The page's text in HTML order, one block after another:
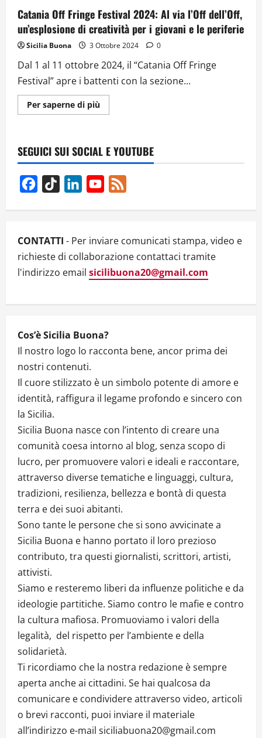
Catania Off Fringe Festival 2024: Al via l’Off dell’Off,
un’esplosione di creatività per i giovani e le periferie
Sicilia Buona 3 Ottobre 2024 0
Dal 1 al 11 ottobre 2024, il “Catania Off Fringe
Festival” apre i battenti con la sezione...
Per saperne di piùUlteriori
informazioni
Fringe
Festival
2024:
via
l’Off
dell’Off,
di
giovani
le
periferie
SEGUICI SUI SOCIAL E YOUTUBE
Facebook
TikTok LinkedInYouTube
CONTATTI - Per inviare comunicati stampa, video e
richieste di collaborazione contattaci tramite
l'indirizzo email sicilibuona20@gmail.com
Cos’è Sicilia Buona?
Il nostro logo lo racconta bene, ancor prima dei
nostri contenuti.
Il cuore stilizzato è un simbolo potente di amore e
identità, raffigura il legame profondo e sincero con
la Sicilia.
Sicilia Buona nasce con l’intento di creare una
comunità coesa intorno al blog, senza scopo di
lucro, per promuovere valori e ideali e raccontare,
attraverso diverse tematiche e linguaggi, cultura,
tradizioni, resilienza, bellezza e bontà di questa
terra e dei suoi abitanti.
Sono tante le persone che si sono avvicinate a
Sicilia Buona e hanno portato il loro prezioso
contributo, tra questi giornalisti, scrittori, artisti,
attivisti.
Siamo e resteremo liberi da influenze politiche e da
ideologie partitiche. Siamo contro le mafie e contro
la cultura mafiosa. Promuoviamo i valori della
legalità, del rispetto per l’ambiente e della
solidarietà.
Ti ricordiamo che la nostra redazione è sempre
aperta anche ai cittadini. Se hai qualcosa da
comunicare e condividere attraverso video, articoli
o brevi racconti, puoi inviare il materiale
all’indirizzo e-mail siciliabuona20@gmail.com